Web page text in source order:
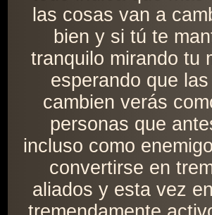
las cosas van a
bien y si tú te
tranquilo mirando tu
esperando que
cambien verás
personas que
incluso como
convertirse en
aliados y esta vez